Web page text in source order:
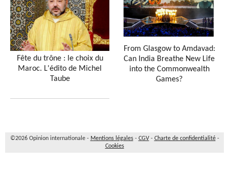
Fête du trône : le choix du
Maroc. L'édito de Michel
Taube
From Glasgow to Amdavad:
Can India Breathe New Life
into the Commonwealth
Games?
©2026 Opinion internationale - Mentions légales- CGV- Charte de confidentialité-
Cookies